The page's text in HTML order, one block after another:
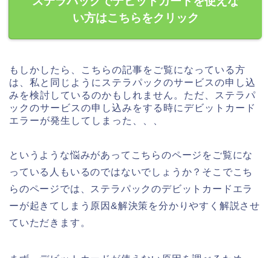
い方はこちらをクリック
もしかしたら、こちらの記事をご覧になっている方
は、私と同じようにステラパックのサービスの申し込
みを検討しているのかもしれません。ただ、ステラパ
ックのサービスの申し込みをする時にデビットカード
エラーが発生してしまった、、、
というような悩みがあってこちらのページをご覧にな
っている人もいるのではないでしょうか？そこでこち
らのページでは、ステラパックのデビットカードエラ
ーが起きてしまう原因&解決策を分かりやすく解説させ
ていただきます。